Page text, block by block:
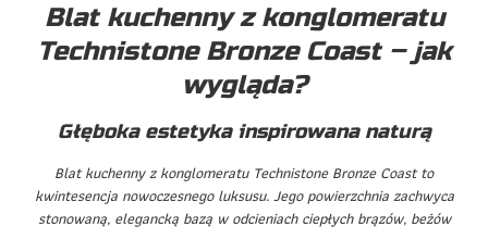
Blat kuchenny z konglomeratu
Technistone Bronze Coast – jak
wygląda?
Głęboka estetyka inspirowana naturą
Blat kuchenny z konglomeratu Technistone Bronze Coast to
kwintesencja nowoczesnego luksusu. Jego powierzchnia zachwyca
stonowaną, elegancką bazą w odcieniach ciepłych brązów, beżów